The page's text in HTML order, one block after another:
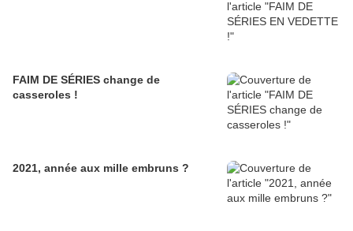
FAIM DE SÉRIES change de
casseroles !
2021, année aux mille embruns ?